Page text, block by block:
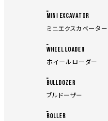
MINI EXCAVATOR
ミニエクスカベーター
WHEEL LOADER
ホイールローダー
BULLDOZER
ブルドーザー
ROLLER